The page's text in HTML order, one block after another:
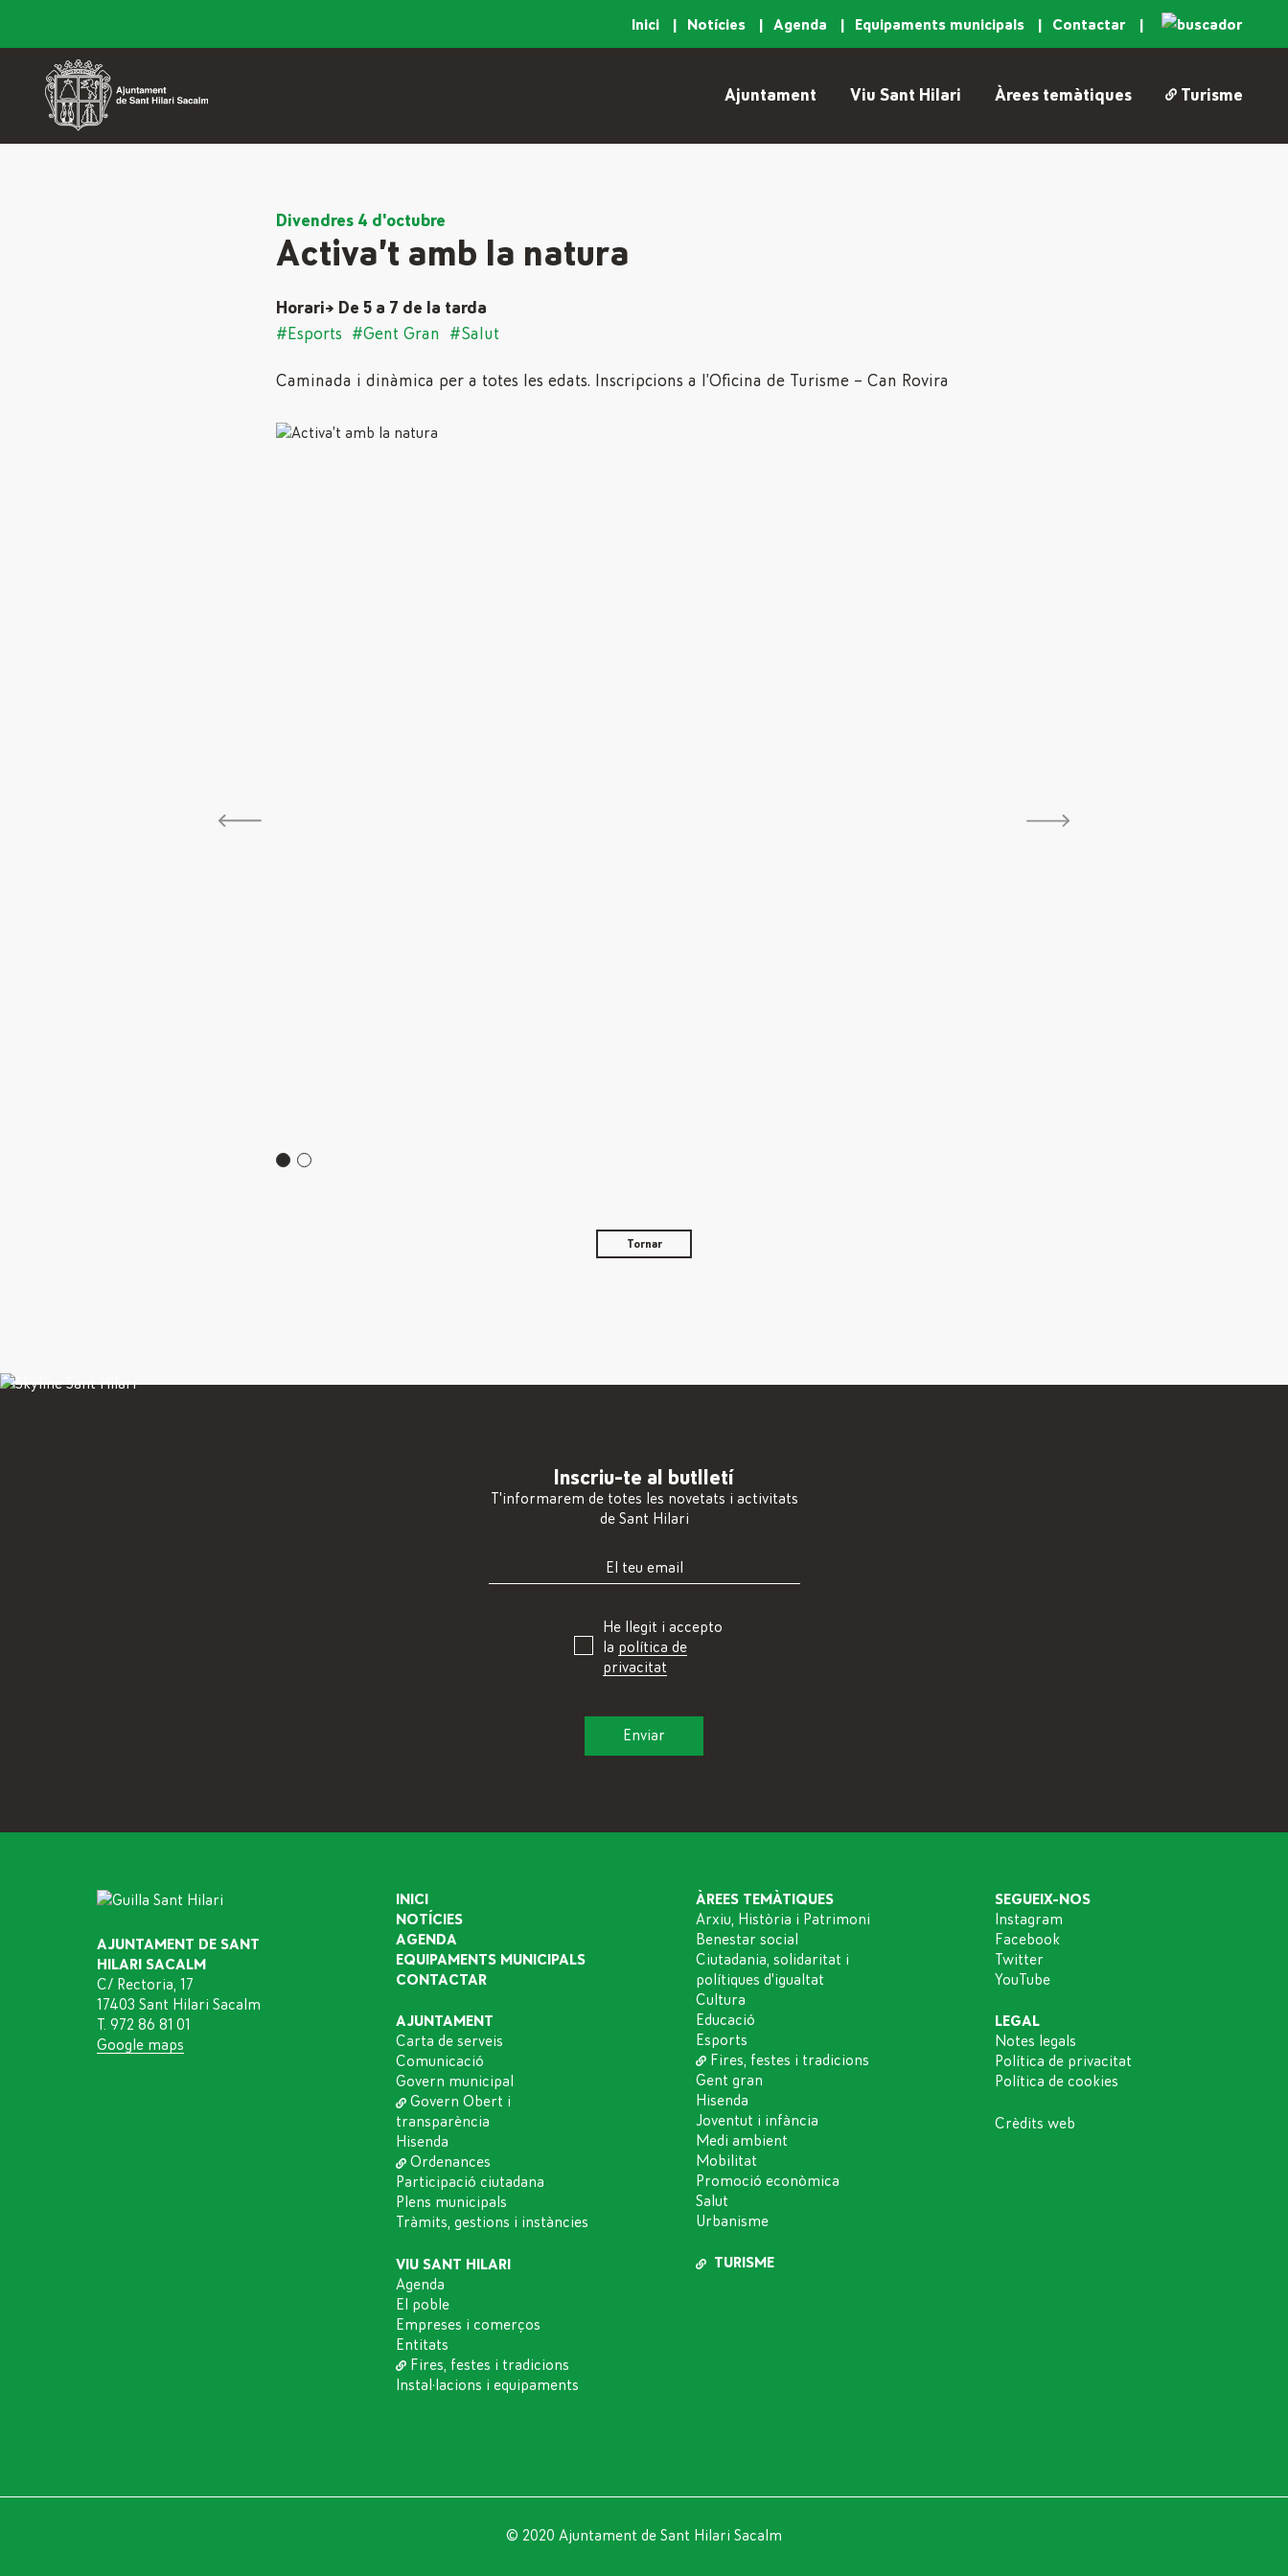
Inici Notícies Agenda Equipaments municipals Contactar
Ajuntament Viu Sant Hilari Àrees temàtiques Turisme
Divendres 4 d'octubre
Activa’t amb la natura
Horari→ De 5 a 7 de la tarda
#Esports
#Gent Gran #Salut
Caminada i dinàmica per a totes les edats. Inscripcions a l’Oficina de Turisme – Can Rovira
Tornar
Inscriu-te al butlletí
T'informarem de totes les novetats i activitats
de Sant Hilari
He llegit i accepto
la política de
privacitat
AJUNTAMENT DE SANT
HILARI SACALM
C/ Rectoria, 17
17403 Sant Hilari Sacalm
T. 972 86 81 01
Google maps
INICI
NOTÍCIES
AGENDA
EQUIPAMENTS MUNICIPALS
CONTACTAR
AJUNTAMENT
Carta de serveis
Comunicació
Govern municipal
Govern Obert i
transparència
Hisenda
Ordenances
Participació ciutadana
Plens municipals
Tràmits, gestions i instàncies
VIU SANT HILARI
Agenda
El poble
Empreses i comerços
Entitats
Fires, festes i tradicions
Instal·lacions i equipaments
ÀREES TEMÀTIQUES
Arxiu, Història i Patrimoni
Benestar social
Ciutadania, solidaritat i
polítiques d'igualtat
Cultura
Educació
Esports
Fires, festes i tradicions
Gent gran
Hisenda
Joventut i infància
Medi ambient
Mobilitat
Promoció econòmica
Salut
Urbanisme
TURISME
SEGUEIX-NOS
Instagram
Facebook
Twitter
YouTube
LEGAL
Notes legals
Política de privacitat
Política de cookies
Crèdits web
© 2020 Ajuntament de Sant Hilari Sacalm